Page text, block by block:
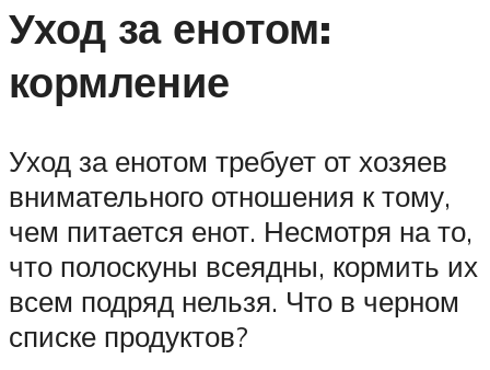
Уход за енотом:
кормление
Уход за енотом требует от хозяев
внимательного отношения к тому,
чем питается енот. Несмотря на то,
что полоскуны всеядны, кормить их
всем подряд нельзя. Что в черном
списке продуктов?